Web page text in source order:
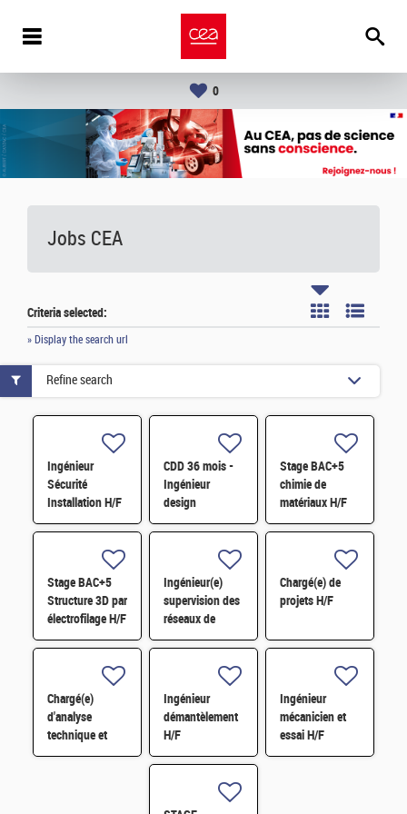
0
Jobs CEA
Criteria selected:
» Display the search url
Ingénieur
Sécurité
Installation H/F
CDD 36 mois -
Ingénieur
design
photonique
Stage BAC+5
chimie de
matériaux H/F
Stage BAC+5
Structure 3D par
électrofilage H/F
Ingénieur(e)
supervision des
réseaux de
surveillance H/F
Chargé(e) de
projets H/F
Chargé(e)
d'analyse
technique et
financière des
Ingénieur
démantèlement
H/F
Ingénieur
mécanicien et
essai H/F
Refine search